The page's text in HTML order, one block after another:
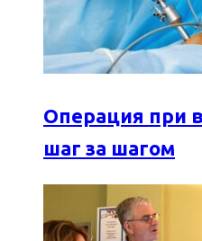
Операция при
шаг за шагом